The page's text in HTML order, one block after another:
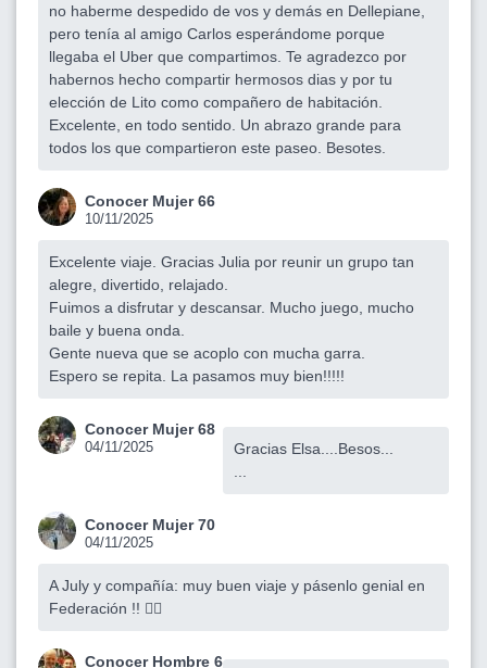
no haberme despedido de vos y demás en Dellepiane,
pero tenía al amigo Carlos esperándome porque
llegaba el Uber que compartimos. Te agradezco por
habernos hecho compartir hermosos dias y por tu
elección de Lito como compañero de habitación.
Excelente, en todo sentido. Un abrazo grande para
todos los que compartieron este paseo. Besotes.
Conocer Mujer 66
10/11/2025
Excelente viaje. Gracias Julia por reunir un grupo tan
alegre, divertido, relajado.
Fuimos a disfrutar y descansar. Mucho juego, mucho
baile y buena onda.
Gente nueva que se acoplo con mucha garra.
Espero se repita. La pasamos muy bien!!!!!
Conocer Mujer 68
04/11/2025
Gracias Elsa....Besos...
Conocer Mujer 70
04/11/2025
A July y compañía: muy buen viaje y pásenlo genial en
Federación !! 🙋‍♀️
Conocer Hombre 6